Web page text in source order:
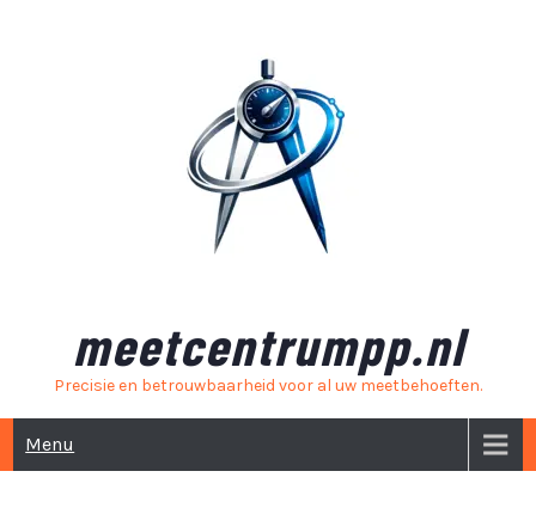
meetcentrumpp.nl
Precisie en betrouwbaarheid voor al uw meetbehoeften.
Menu